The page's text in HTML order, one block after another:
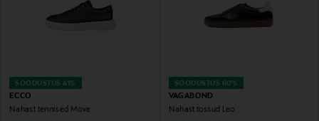
SOODUSTUS 41%
ECCO
Nahast tennised Move
SOODUSTUS 60%
VAGABOND
Nahast tossud Leo